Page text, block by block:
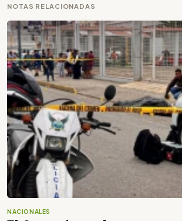
NOTAS RELACIONADAS
NACIONALES